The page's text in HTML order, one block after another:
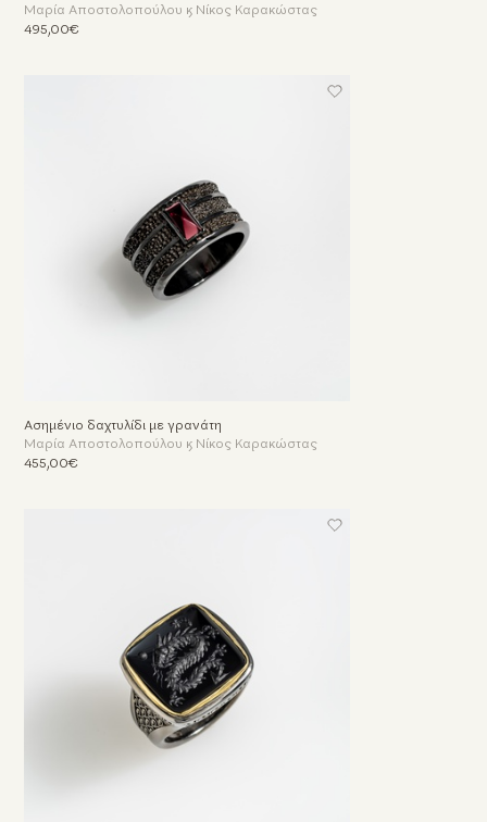
Μαρία Αποστολοπούλου & Νίκος Καρακώστας
495,00€
Ασημένιο δαχτυλίδι με γρανάτη
Μαρία Αποστολοπούλου & Νίκος Καρακώστας
455,00€